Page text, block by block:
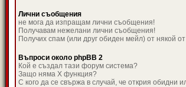
Лични съобщения
не мога да изпращам лични съобщения!
Получавам нежелани лични съобщения!
Получих спам (или друг обиден мейл) от някой
Въпроси около phpBB 2
Кой е създал тази форум система?
Защо няма X функция?
С кого да се свържа в случай, че открия обидни